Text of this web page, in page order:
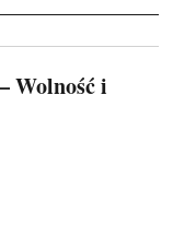
Wolność i